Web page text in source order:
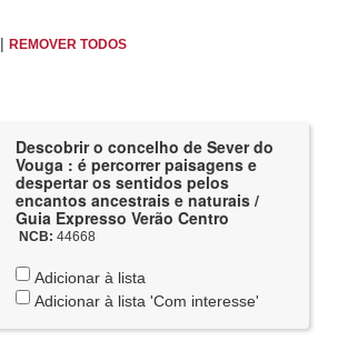
|REMOVER TODOS
Descobrir o concelho de Sever do
Vouga : é percorrer paisagens e
despertar os sentidos pelos
encantos ancestrais e naturais /
Guia Expresso Verão Centro
NCB: 44668
Adicionar à lista
Adicionar à lista 'Com interesse'